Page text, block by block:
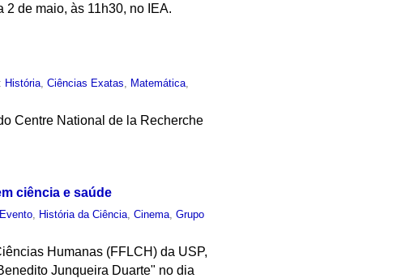
de maio, às 11h30, no IEA.
História,Ciências Exatas, Matemática,
Centre National de la Recherche
ciência e saúde
Evento História da Ciência ,Cinema ,Grupo
Humanas (FFLCH) da USP,
Junqueira Duarte" no dia